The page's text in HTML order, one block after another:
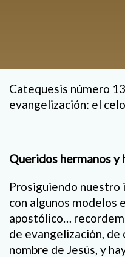
Catequesis número
evangelización: el
Queridos hermanos y
Prosiguiendo
con algunos modelos
apostólico…
de evangelización,
nombre de Jesús, y